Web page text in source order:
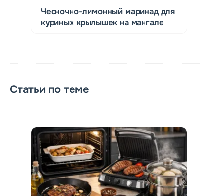
Чесночно-лимонный маринад для
куриных крылышек на мангале
Статьи по теме